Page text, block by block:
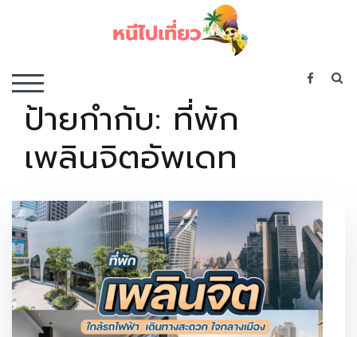
TOGGLE MOBILE MENU
ป้ายกำกับ: ที่พัก
เพลินจิตอัพเดท